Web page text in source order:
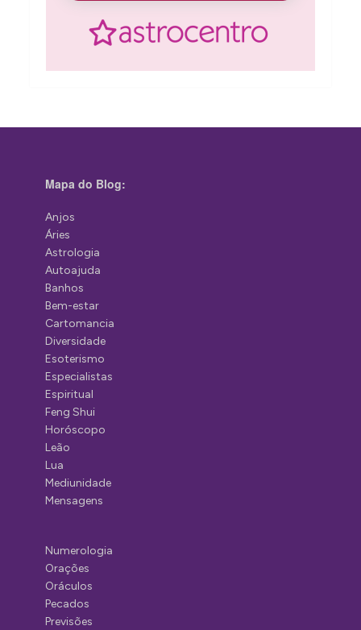
Mapa do Blog:
Anjos
Áries
Astrologia
Autoajuda
Banhos
Bem-estar
Cartomancia
Diversidade
Esoterismo
Especialistas
Espiritual
Feng Shui
Horóscopo
Leão
Lua
Mediunidade
Mensagens
Numerologia
Orações
Oráculos
Pecados
Previsões